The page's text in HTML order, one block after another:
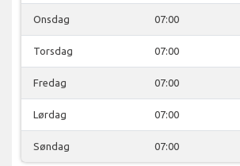
Onsdag 07:00
Torsdag 07:00
Fredag 07:00
Lørdag 07:00
Søndag 07:00